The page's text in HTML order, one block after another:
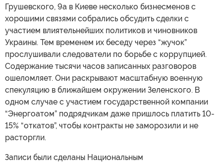
Грушевского, 9а в Киеве несколько бизнесменов с
хорошими связями собрались обсудить сделки с
участием влиятельнейших политиков и чиновников
Украины. Тем временем их беседу через “жучок”
прослушивали следователи по борьбе с коррупцией.
Содержание тысячи часов записанных разговоров
ошеломляет. Они раскрывают масштабную военную
спекуляцию в ближайшем окружении Зеленского. В
одном случае с участием государственной компании
“Энергоатом” подрядчикам даже пришлось платить 10-
15% “откатов”, чтобы контракты не заморозили и не
расторгли.
Записи были сделаны Национальным